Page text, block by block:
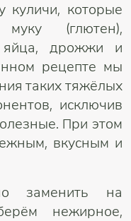
куличи, которые
(глютен),
яйца, дрожжи и
рецепте мы
таких тяжёлых
исключив
При этом
вкусным и
заменить на
нежирное,